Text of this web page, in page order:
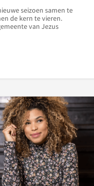
seizoen samen te
de kern te vieren.
van Jezus